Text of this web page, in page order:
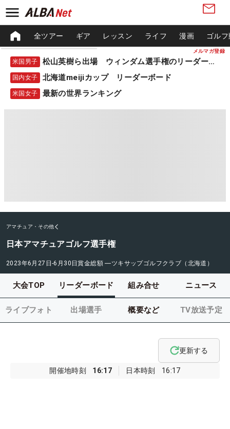
メルマガ登録
全ツアー ギア レッスン ライフ 漫画 ゴル
米国男子 松山英樹ら出場 ウィンダム選手権のリーダーボード
国内女子 北海道meijiカップ リーダーボード
米国女子 最新の世界ランキング
アマチュア・その他
日本アマチュアゴルフ選手権
2023年6月27日-6月30日賞金総額 ―ツキサップゴルフクラブ（北海道）
大会TOP リーダーボード 組み合せ ニュース
ライブフォト 出場選手 概要など TV放送予定
開催地時刻 16:17 日本時刻 16:17
更新する